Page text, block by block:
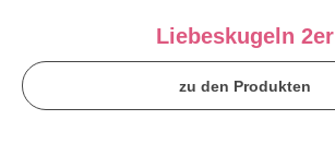
Liebeskugeln 2er
zu den Produkten